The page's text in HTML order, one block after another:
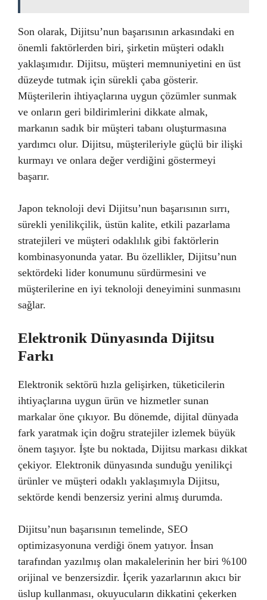
Son olarak, Dijitsu’nun başarısının arkasındaki en
önemli faktörlerden biri, şirketin müşteri odaklı
yaklaşımıdır. Dijitsu, müşteri memnuniyetini en üst
düzeyde tutmak için sürekli çaba gösterir.
Müşterilerin ihtiyaçlarına uygun çözümler sunmak
ve onların geri bildirimlerini dikkate almak,
markanın sadık bir müşteri tabanı oluşturmasına
yardımcı olur. Dijitsu, müşterileriyle güçlü bir ilişki
kurmayı ve onlara değer verdiğini göstermeyi
başarır.
Japon teknoloji devi Dijitsu’nun başarısının sırrı,
sürekli yenilikçilik, üstün kalite, etkili pazarlama
stratejileri ve müşteri odaklılık gibi faktörlerin
kombinasyonunda yatar. Bu özellikler, Dijitsu’nun
sektördeki lider konumunu sürdürmesini ve
müşterilerine en iyi teknoloji deneyimini sunmasını
sağlar.
Elektronik Dünyasında Dijitsu
Farkı
Elektronik sektörü hızla gelişirken, tüketicilerin
ihtiyaçlarına uygun ürün ve hizmetler sunan
markalar öne çıkıyor. Bu dönemde, dijital dünyada
fark yaratmak için doğru stratejiler izlemek büyük
önem taşıyor. İşte bu noktada, Dijitsu markası dikkat
çekiyor. Elektronik dünyasında sunduğu yenilikçi
ürünler ve müşteri odaklı yaklaşımıyla Dijitsu,
sektörde kendi benzersiz yerini almış durumda.
Dijitsu’nun başarısının temelinde, SEO
optimizasyonuna verdiği önem yatıyor. İnsan
tarafından yazılmış olan makalelerinin her biri %100
orijinal ve benzersizdir. İçerik yazarlarının akıcı bir
üslup kullanması, okuyucuların dikkatini çekerken